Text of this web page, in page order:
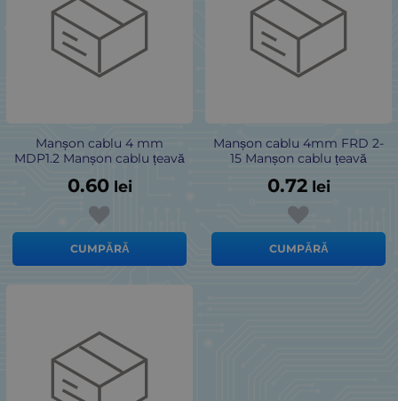
Manșon cablu 4 mm
MDP1.2 Manșon cablu țeavă
0.60 lei
CUMPĂRĂ
Manșon cablu 4mm FRD 2-
15 Manșon cablu țeavă
0.72 lei
CUMPĂRĂ